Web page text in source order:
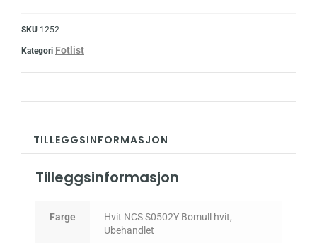
SKU 1252
Kategori Fotlist
TILLEGGSINFORMASJON
Tilleggsinformasjon
Farge
Hvit NCS S0502Y Bomull hvit,
Ubehandlet